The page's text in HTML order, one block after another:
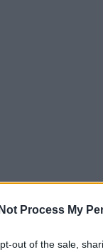
Process My
out of the sale,